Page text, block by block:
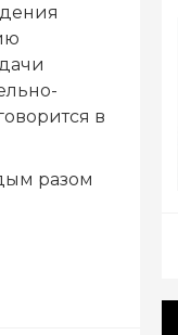
в
разом